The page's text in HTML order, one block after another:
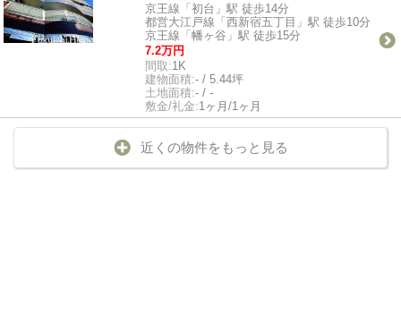
京王線「初台」駅 徒歩14分
都営大江戸線「西新宿五丁目」駅 徒歩10分
京王線「幡ヶ谷」駅 徒歩15分
7.2万円
間取:1K
建物面積:- / 5.44坪
土地面積:- / -
敷金/礼金:1ヶ月/1ヶ月
近くの物件をもっと見る